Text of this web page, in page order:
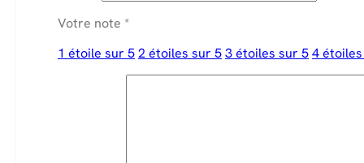
Votre note *
1 étoile sur 52 étoiles sur 53 étoiles sur 54